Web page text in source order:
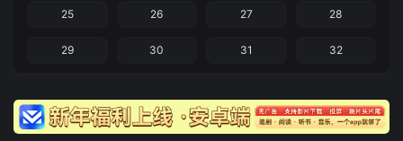
25 26 27 28
29 30 31 32